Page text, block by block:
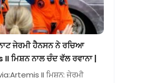
ਜੇਰਮੀ ਹੈਨਸਨ ਨੇ ਰਚਿਆ
ਮਿਸ਼ਨ ਨਾਲ ਚੰਦ ਵੱਲ ਰਵਾਨਾ |
II ਮਿਸ਼ਨ: ਜੇਰਮੀ